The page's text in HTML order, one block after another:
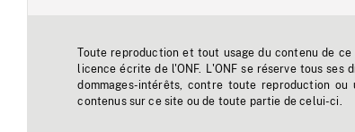
Toute reproduction et tout usage du contenu de
licence écrite de l'ONF. L'ONF se réserve tous
dommages-intérêts, contre toute reproduction
contenus sur ce site ou de toute partie de celui-ci.